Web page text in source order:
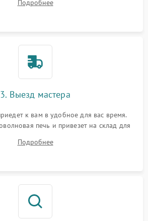
Подробнее
3. Выезд мастера
к вам в удобное для вас время.
печь и привезет на склад для
Подробнее